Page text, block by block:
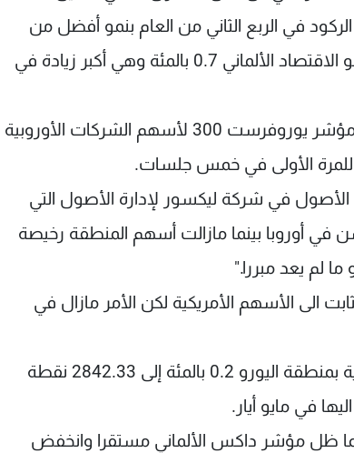
في الربع الثاني من العام بنمو أفضل من
المتوقع نسبته 0.5 بالمئة بينما بلغت نسبة نمو الاقتصاد الألماني 0.7 بالمئة وهي أكبر زيادة في
وفي الساعة 0742 بتوقيت جرينتش انخفض مؤشر يوروفرست 300 لأسهم الشركات الأوروبية
في شركة ليكسور لإدارة الأصول التي
في أوروبا بينما مازالت أسهم المنطقة رخيصة
لم يعد مبررا."
الى الأسهم الأمريكية لكن الأمر مازال في
وزاد مؤشر يورو ستوكس 50 للأسهم القيادية بمنطقة اليورو 0.2 بالمئة إلى 2842.33 نقطة
في مايو أيار.
40 الفرنسي 0.2 بالمئة بينما ظل مؤشر داكس الألماني مستقرا وانخفض